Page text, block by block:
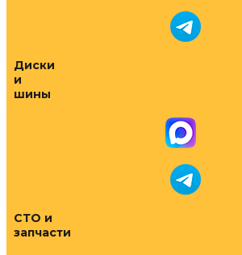
Диски
и
шины
СТО и
запчасти